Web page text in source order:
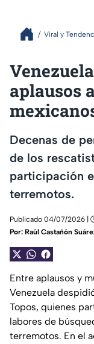
Viral y
aplausos
Decenas de
de los
participación
terremotos.
Publicado 04/07/2026 |
Por: Raúl Castañón
Entre aplausos y
Venezuela
Topos, quienes
labores de
terremotos. En el